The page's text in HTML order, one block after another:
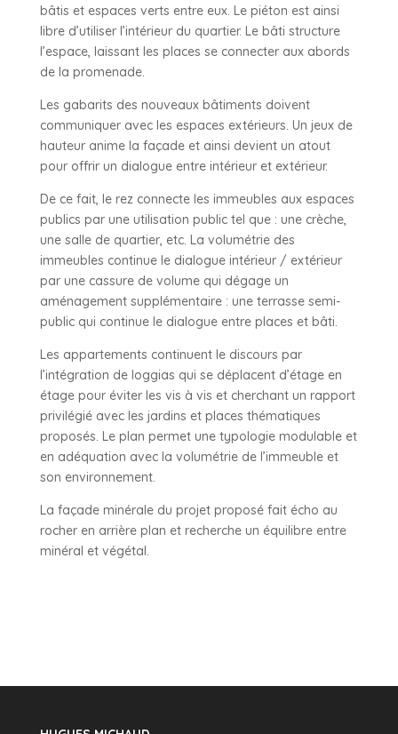
bâtis et espaces verts entre eux. Le piéton est ainsi
libre d’utiliser l’intérieur du quartier. Le bâti structure
l’espace, laissant les places se connecter aux abords
de la promenade.
Les gabarits des nouveaux bâtiments doivent
communiquer avec les espaces extérieurs. Un jeux de
hauteur anime la façade et ainsi devient un atout
pour offrir un dialogue entre intérieur et extérieur.
De ce fait, le rez connecte les immeubles aux espaces
publics par une utilisation public tel que : une crèche,
une salle de quartier, etc. La volumétrie des
immeubles continue le dialogue intérieur / extérieur
par une cassure de volume qui dégage un
aménagement supplémentaire : une terrasse semi-
public qui continue le dialogue entre places et bâti.
Les appartements continuent le discours par
l’intégration de loggias qui se déplacent d’étage en
étage pour éviter les vis à vis et cherchant un rapport
privilégié avec les jardins et places thématiques
proposés. Le plan permet une typologie modulable et
en adéquation avec la volumétrie de l’immeuble et
son environnement.
La façade minérale du projet proposé fait écho au
rocher en arrière plan et recherche un équilibre entre
minéral et végétal.